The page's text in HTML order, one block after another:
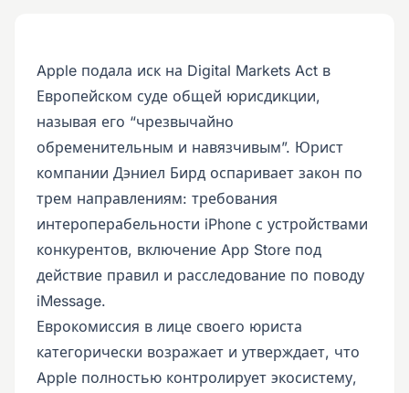
Apple подала иск на Digital Markets Act в
Европейском суде общей юрисдикции,
называя его “чрезвычайно
обременительным и навязчивым”. Юрист
компании Дэниел Бирд оспаривает закон по
трем направлениям: требования
интероперабельности iPhone с устройствами
конкурентов, включение App Store под
действие правил и расследование по поводу
iMessage.
Еврокомиссия в лице своего юриста
категорически возражает и утверждает, что
Apple полностью контролирует экосистему,